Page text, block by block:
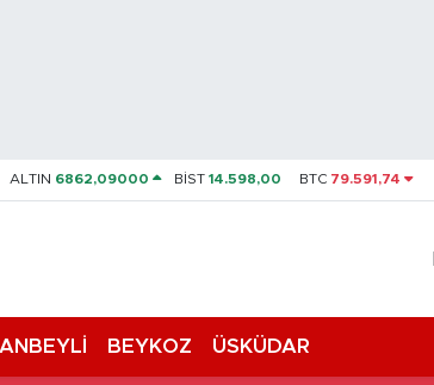
ALTIN 6862,09000 BİST14.598,00 BTC 79.591,74
BEYKOZ ÜSKÜDAR